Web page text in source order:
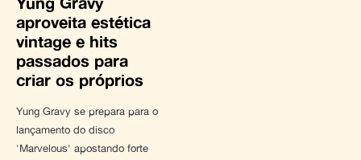
aproveita estética
vintage e hits
passados para
criar os próprios
Yung Gravy se prepara para o
lançamento do disco
'Marvelous' apostando forte